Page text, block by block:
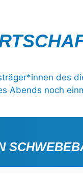
des
Abends noch